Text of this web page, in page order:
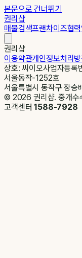
본문으로 건너뛰기
권리샵
매물검색프랜차이즈협
권리샵
이용약관개인정보처리방
상호: 씨이오사업자등
서울동작-1252호
서울특별시 동작구 장승
© 2026 권리샵. 중개수
고객센터1588-7928